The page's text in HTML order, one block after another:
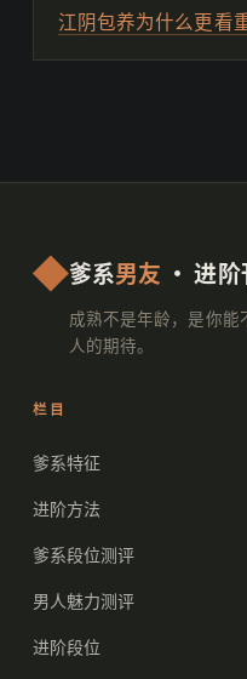
江阴包养为什么更看
爹系男友 · 进阶
成熟不是年龄，是你能
人的期待。
栏目
爹系特征
进阶方法
爹系段位测评
男人魅力测评
进阶段位